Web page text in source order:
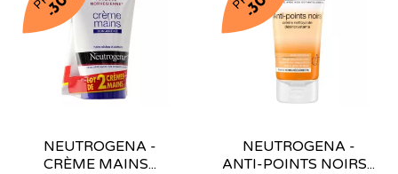
NEUTROGENA -
CRÈME MAINS...
NEUTROGENA -
ANTI-POINTS NOIRS...